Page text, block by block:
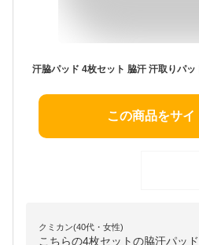
この商品をサイ
クミカン(40代・女性)
こちらの4枚セットの脇汗パッ